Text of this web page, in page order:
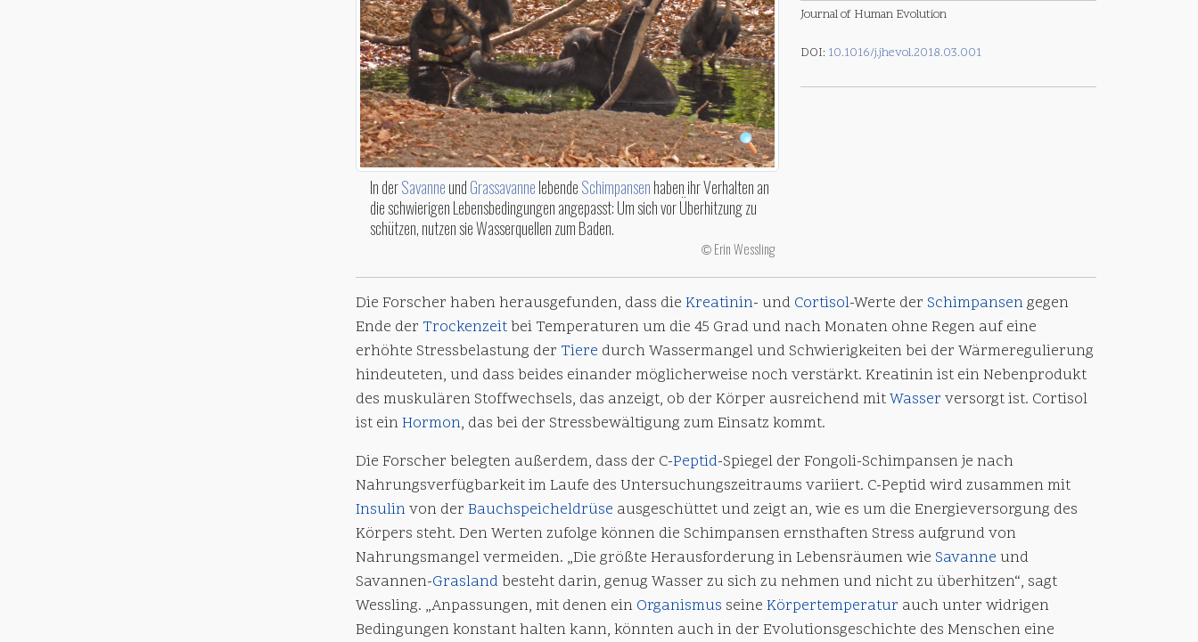
In derSavanneundGrassavannelebendeSchimpansenhaben ihr Verhalten an
die schwierigen Lebensbedingungen angepasst: Um sich vor Überhitzung zu
schützen, nutzen sie Wasserquellen zum Baden.
©Erin Wessling
Journal of Human Evolution
DOI: 10.1016/j.jhevol.2018.03.001
Die Forscher haben herausgefunden, dass die Kreatinin- und Cortisol-Werte der Schimpansengegen
Ende der Trockenzeitbei Temperaturen um die 45 Grad und nach Monaten ohne Regen auf eine
erhöhte Stressbelastung der Tiere durch Wassermangel und Schwierigkeiten bei der Wärmeregulierung
hindeuteten, und dass beides einander möglicherweise noch verstärkt. Kreatinin ist ein Nebenprodukt
des muskulären Stoffwechsels, das anzeigt, ob der Körper ausreichend mitWasser versorgt ist. Cortisol
ist einHormon, das bei der Stressbewältigung zum Einsatz kommt.
Die Forscher belegten außerdem, dass der C-Peptid-Spiegel der Fongoli-Schimpansen je nach
Nahrungsverfügbarkeit im Laufe des Untersuchungszeitraums variiert. C-Peptid wird zusammen mit
Insulinvon der Bauchspeicheldrüse ausgeschüttet und zeigt an, wie es um die Energieversorgung des
Körpers steht. Den Werten zufolge können die Schimpansen ernsthaften Stress aufgrund von
Nahrungsmangel vermeiden. „Die größte Herausforderung in Lebensräumen wie Savanne und
Savannen-Graslandbesteht darin, genug Wasser zu sich zu nehmen und nicht zu überhitzen“, sagt
Wessling. „Anpassungen, mit denen ein Organismus seine Körpertemperatur auch unter widrigen
Bedingungen konstant halten kann, könnten auch in der Evolutionsgeschichte des Menschen eine